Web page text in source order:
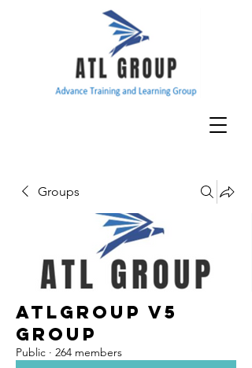
Groups
ATLGroup v5
Group
Public · 264 members